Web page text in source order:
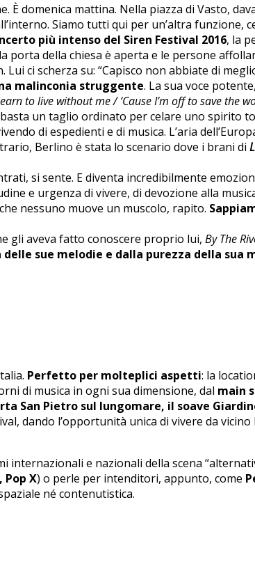
È domenica mattina. Nella piazza di Vasto,
Siamo tutti qui per un’altra funzione,
più intenso del Siren Festival 2016, la
della chiesa è aperta e le persone
ci scherza su: “Capisco non abbiate di
malinconia struggente. La sua voce
to live without me / ‘Cause I’m off to save the
un taglio ordinato per celare uno spirito
di espedienti e di musica. L’aria
Berlino è stata lo scenario dove i brani di
si sente. E diventa incredibilmente
e urgenza di vivere, di devozione alla
nessuno muove un muscolo, rapito.
gli aveva fatto conoscere proprio lui, By The
sue melodie e dalla purezza della sua
Perfetto per molteplici aspetti: la
di musica in ogni sua dimensione, dal main
San Pietro sul lungomare, il soave
dando l’opportunità unica di vivere da
internazionali e nazionali della scena
Pop X) o perle per intenditori, appunto, come
né contenutistica.